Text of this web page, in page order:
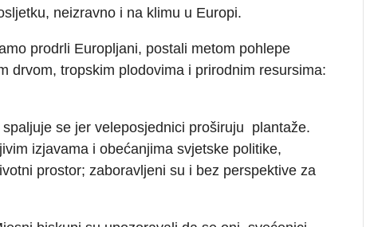
neizravno i na klimu u Europi.
prodrli Europljani, postali metom pohlepe
drvom, tropskim plodovima i prirodnim resursima:
se jer veleposjednici proširuju plantaže.
izjavama i obećanjima svjetske politike,
prostor; zaboravljeni su i bez perspektive za